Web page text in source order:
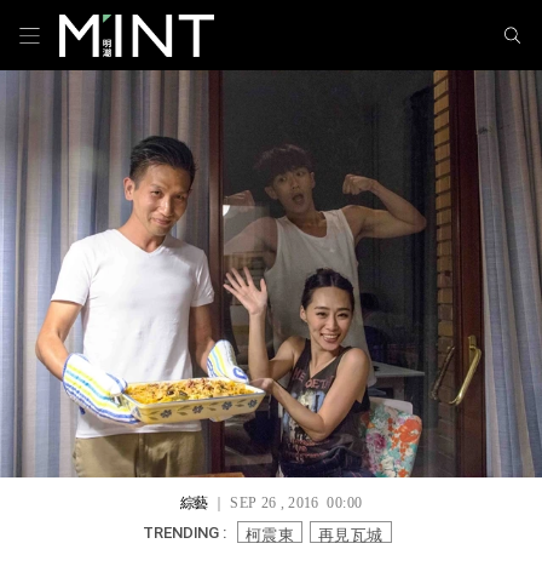
綜藝｜ SEP 26 , 2016 00:00
TRENDING : 柯震東 再見瓦城